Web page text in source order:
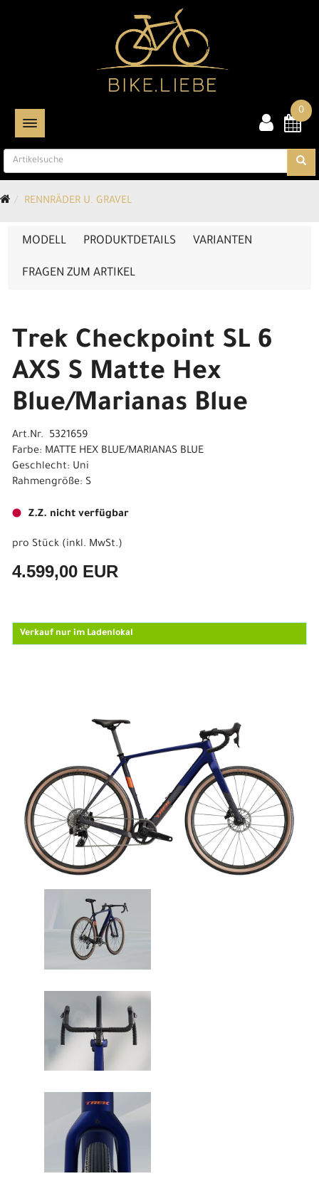
TOGGLE NAVIGATION
0
RENNRÄDER U. GRAVEL
MODELL PRODUKTDETAILS VARIANTEN
FRAGEN ZUM ARTIKEL
Trek Checkpoint SL 6
AXS S Matte Hex
Blue/Marianas Blue
Art.Nr. 5321659
Farbe: MATTE HEX BLUE/MARIANAS BLUE
Geschlecht: Uni
Rahmengröße: S
Z.Z. nicht verfügbar
pro Stück (inkl. MwSt.)
4.599,00 EUR
Verkauf nur im Ladenlokal